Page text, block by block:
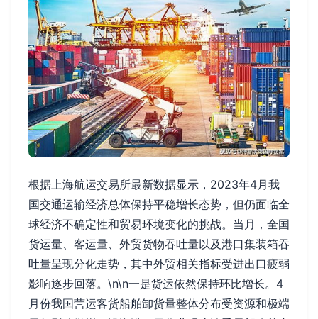
根据上海航运交易所最新数据显示，2023年4月我
国交通运输经济总体保持平稳增长态势，但仍面临全
球经济不确定性和贸易环境变化的挑战。当月，全国
货运量、客运量、外贸货物吞吐量以及港口集装箱吞
吐量呈现分化走势，其中外贸相关指标受进出口疲弱
影响逐步回落。\n\n一是货运依然保持环比增长。4
月份我国营运客货船舶卸货量整体分布受资源和极端